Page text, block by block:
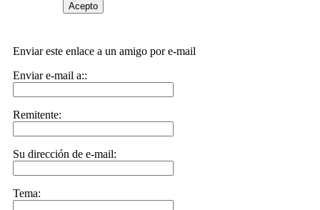
Acepto
Enviar este enlace a un amigo por e-mail
Enviar e-mail a::
Remitente:
Su dirección de e-mail:
Tema: